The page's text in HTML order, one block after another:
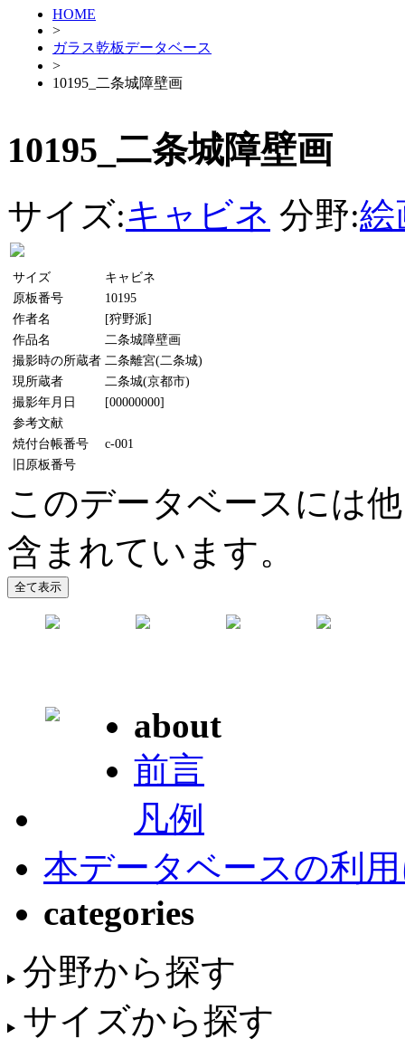
HOME
>
ガラス乾板データベース
>
10195_二条城障壁画
10195_二条城障壁画
サイズ:キャビネ 分野:絵
サイズ
キャビネ
原板番号
10195
作者名
[狩野派]
作品名
二条城障壁画
撮影時の所蔵者 二条離宮(二条城)
現所蔵者
二条城(京都市)
撮影年月日
[00000000]
参考文献
焼付台帳番号
c-001
旧原板番号
このデータベースには
含まれています。
about
前言
凡例
本データベースの利
categories
分野から探す
サイズから探す